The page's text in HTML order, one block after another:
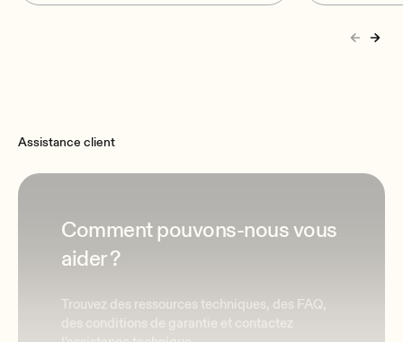
Assistance client
Comment pouvons-nous vous
aider ?
Trouvez des ressources techniques, des FAQ,
des conditions de garantie et contactez